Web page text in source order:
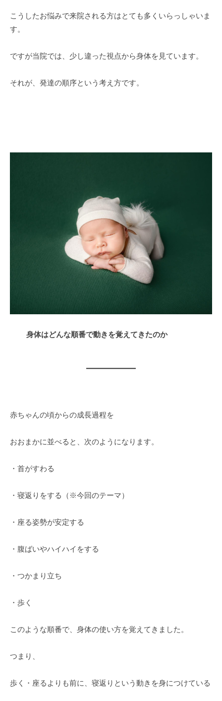
こうしたお悩みで来院される方はとても多くいらっしゃいま
す。
ですが当院では、少し違った視点から身体を見ています。
それが、発達の順序という考え方です。
身体はどんな順番で動きを覚えてきたのか
赤ちゃんの頃からの成長過程を
おおまかに並べると、次のようになります。
・首がすわる
・寝返りをする（※今回のテーマ）
・座る姿勢が安定する
・腹ばいやハイハイをする
・つかまり立ち
・歩く
このような順番で、身体の使い方を覚えてきました。
つまり、
歩く・座るよりも前に、寝返りという動きを身につけている